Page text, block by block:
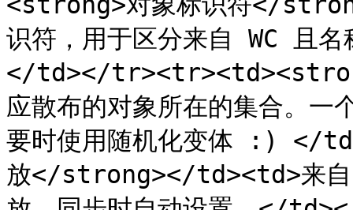
识符，用于区分来自 WC 且
</td></
应散布的对象所在的集合。一
要时使用随机化变体 :) </
放</strong></td><td>来